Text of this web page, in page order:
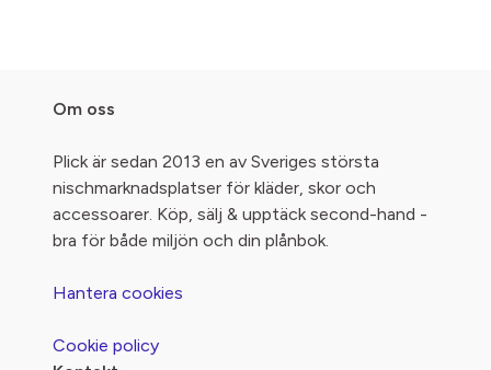
Om oss
Plick är sedan 2013 en av Sveriges största
nischmarknadsplatser för kläder, skor och
accessoarer. Köp, sälj & upptäck second-hand -
bra för både miljön och din plånbok.
Hantera cookies
Cookie policy